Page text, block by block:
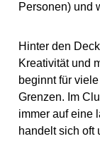
Personen) und
Hinter den
Kreativität und
beginnt für
Grenzen. Im
immer auf eine
handelt sich oft